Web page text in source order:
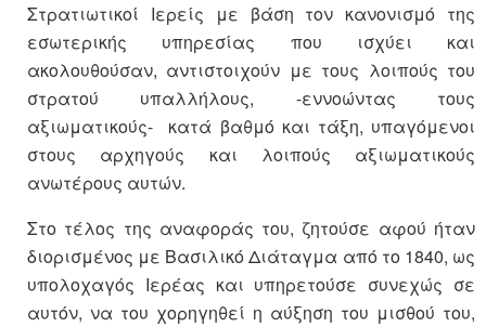
Στρατιωτικοί Ιερείς με βάση τον κανονισμό της
εσωτερικής υπηρεσίας που ισχύει και
ακολουθούσαν, αντιστοιχούν με τους λοιπούς του
στρατού υπαλλήλους, -εννοώντας τους
αξιωματικούς- κατά βαθμό και τάξη, υπαγόμενοι
στους αρχηγούς και λοιπούς αξιωματικούς
ανωτέρους αυτών.
Στο τέλος της αναφοράς του, ζητούσε αφού ήταν
διορισμένος με Βασιλικό Διάταγμα από το 1840, ως
υπολοχαγός Ιερέας και υπηρετούσε συνεχώς σε
αυτόν, να του χορηγηθεί η αύξηση του μισθού του,